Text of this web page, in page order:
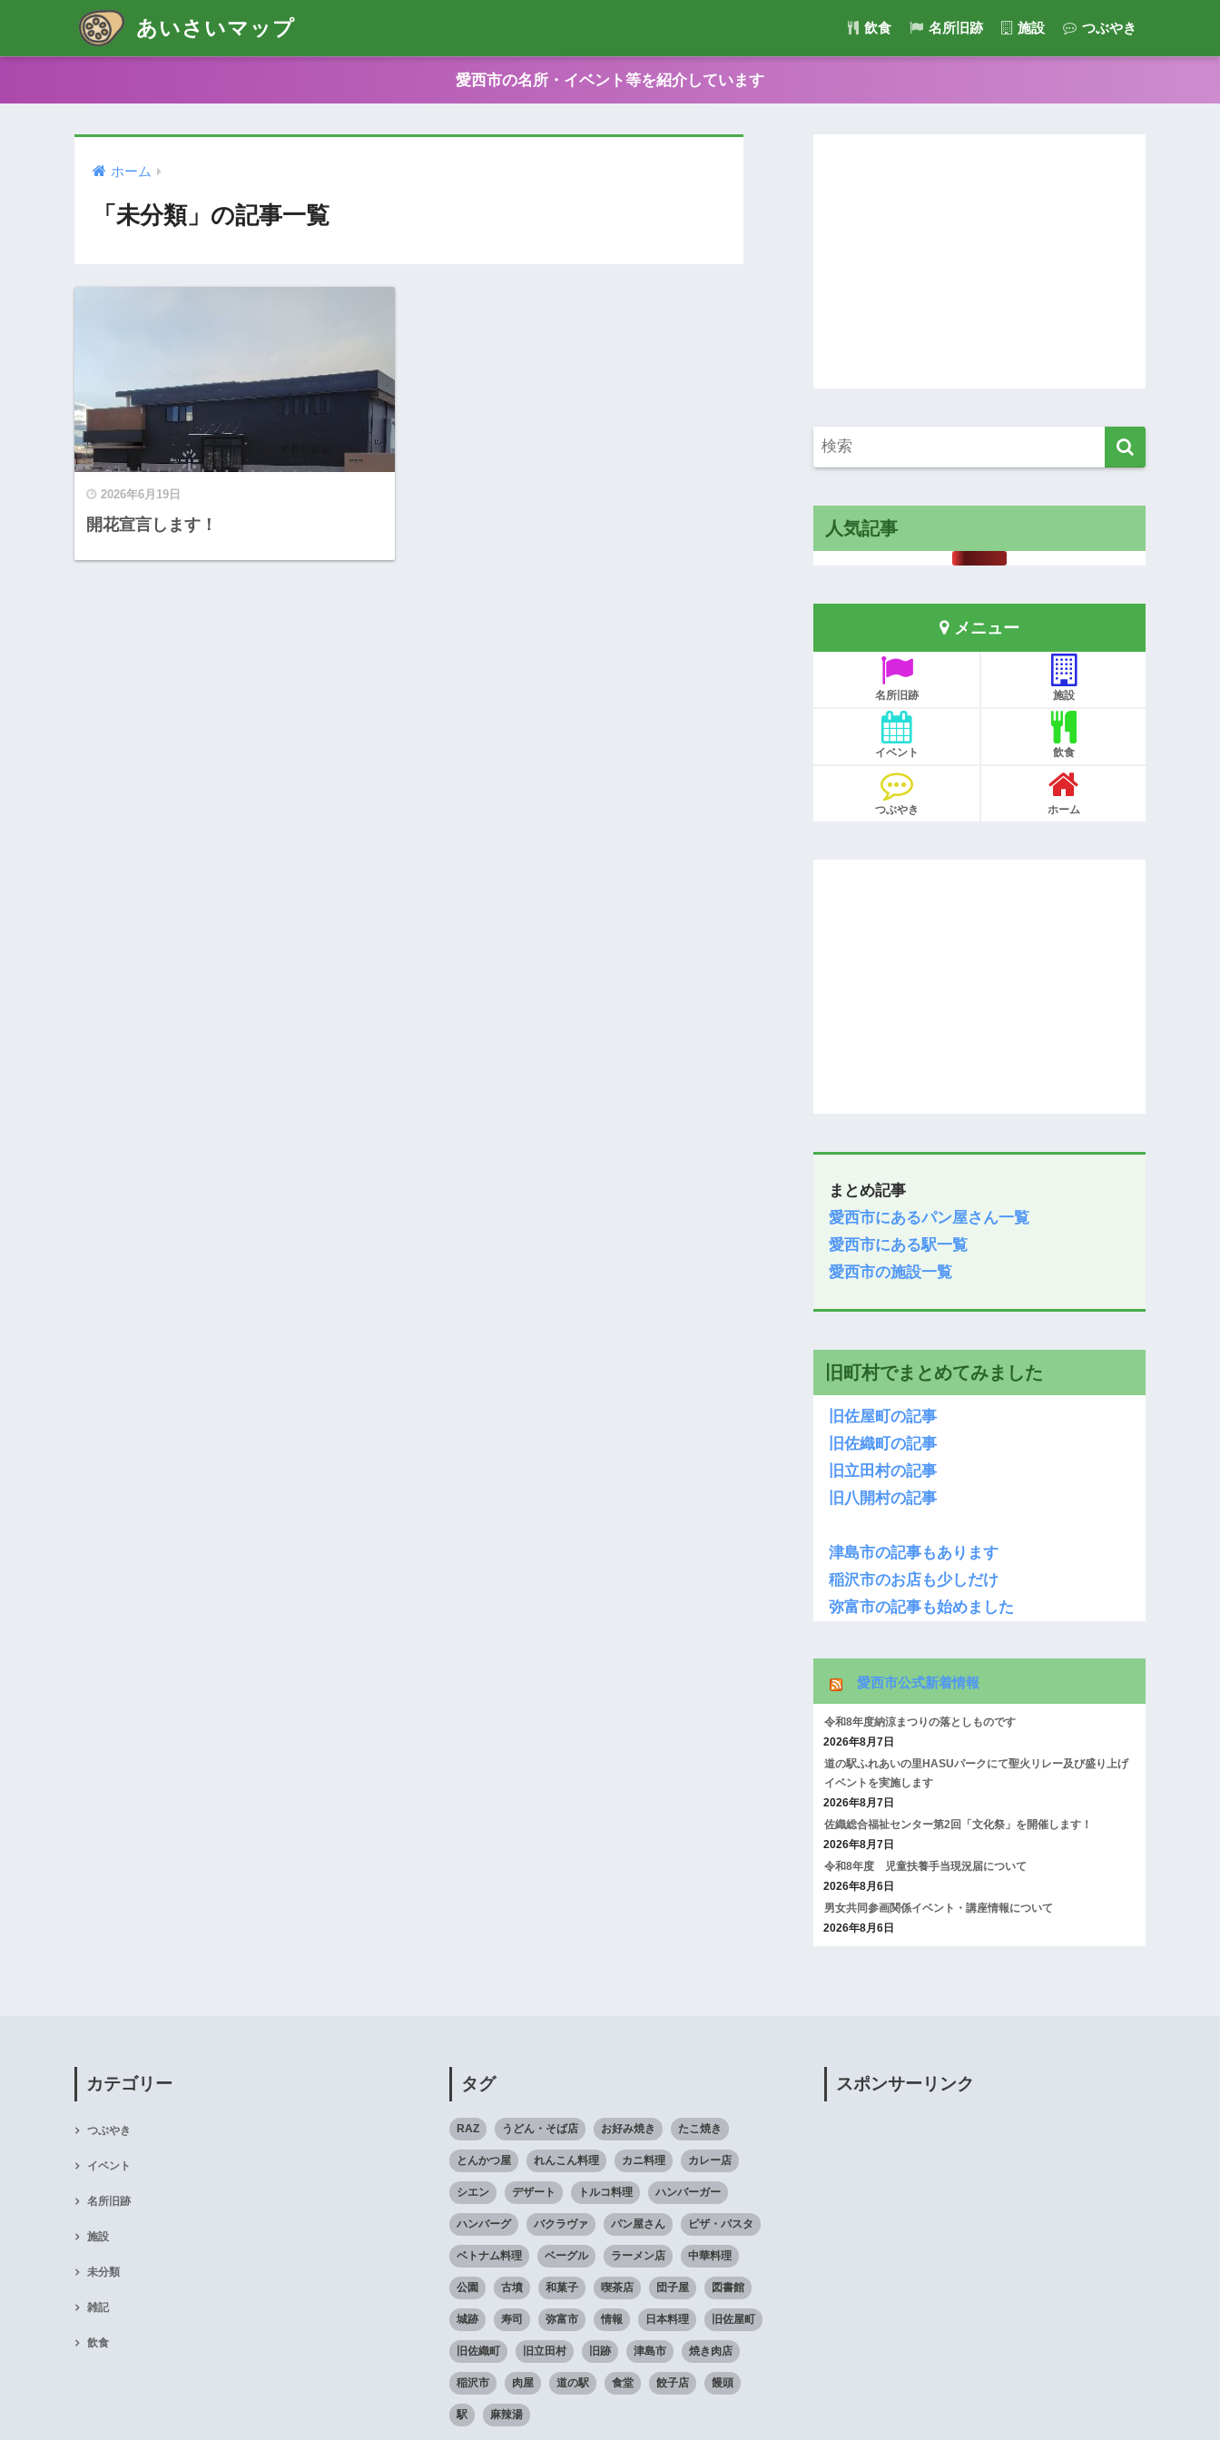
あいさいマップ 飲食 名所旧跡 施設 つぶやき
愛西市の名所・イベント等を紹介しています
ホーム
「未分類」の記事一覧
2026年6月19日
開花宣言します！ 人気記事
メニュー
名所旧跡 施設
イベント 飲食
つぶやき ホーム
まとめ記事
愛西市にあるパン屋さん一覧
愛西市にある駅一覧
愛西市の施設一覧
旧町村でまとめてみました
旧佐屋町の記事
旧佐織町の記事
旧立田村の記事
旧八開村の記事
津島市の記事もあります
稲沢市のお店も少しだけ
弥富市の記事も始めました
愛西市公式新着情報
令和8年度納涼まつりの落としものです
2026年8月7日
道の駅ふれあいの里HASUパークにて聖火リレー及び盛り上げ
イベントを実施します
2026年8月7日
佐織総合福祉センター第2回「文化祭」を開催します！
2026年8月7日
令和8年度 児童扶養手当現況届について
2026年8月6日
男女共同参画関係イベント・講座情報について
2026年8月6日
カテゴリー
つぶやき
イベント
名所旧跡
施設
未分類
雑記
飲食
タグ
RAZ うどん・そば店 お好み焼き たこ焼き
とんかつ屋 れんこん料理 カニ料理 カレー店
シエン デザート トルコ料理 ハンバーガー
ハンバーグ バクラヴァ パン屋さん ピザ・パスタ
ベトナム料理 ベーグル ラーメン店 中華料理
公園 古墳 和菓子 喫茶店 団子屋 図書館
城跡 寿司 弥富市 情報 日本料理 旧佐屋町
旧佐織町 旧立田村 旧跡 津島市 焼き肉店
稲沢市 肉屋 道の駅 食堂 餃子店 饅頭
駅 麻辣湯
スポンサーリンク